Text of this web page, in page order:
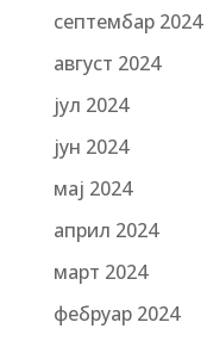
септембар 2024
август 2024
јул 2024
јун 2024
мај 2024
април 2024
март 2024
фебруар 2024